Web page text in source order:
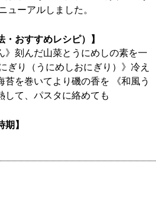
ューアルしました。
・おすすめレシピ）】
》刻んだ山菜とうにめしの素を一
ぎり（うにめしおにぎり）》冷え
苔を巻いてより磯の香を 《和風う
して、パスタに絡めても
】